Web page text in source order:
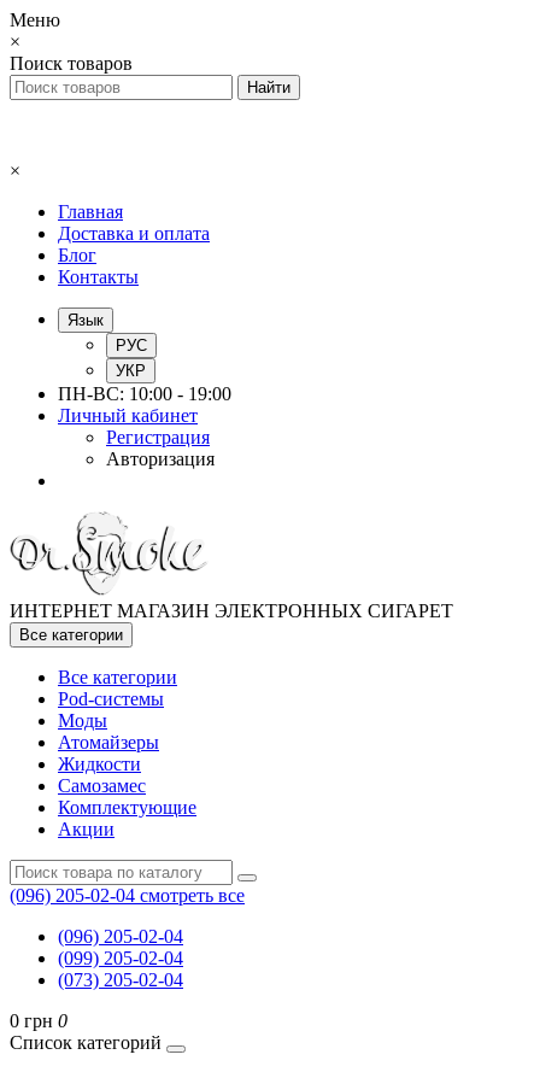
Меню
×
Поиск товаров
×
Главная
Доставка и оплата
Блог
Контакты
Язык
РУС
УКР
ПН-ВС: 10:00 - 19:00
Личный кабинет
Регистрация
Авторизация
ИНТЕРНЕТ МАГАЗИН ЭЛЕКТРОННЫХ СИГАРЕТ
Все категории
Все категории
Pod-системы
Моды
Атомайзеры
Жидкости
Самозамес
Комплектующие
Акции
(096) 205-02-04 смотреть все
(096) 205-02-04
(099) 205-02-04
(073) 205-02-04
0 грн 0
Список категорий